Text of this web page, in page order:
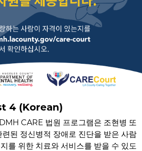
4 (Korean)
CARE 법원 프로그램은 조현병 또
련된 정신병적 장애로 진단을 받은 사람
를 위한 치료와 서비스를 받을 수 있도